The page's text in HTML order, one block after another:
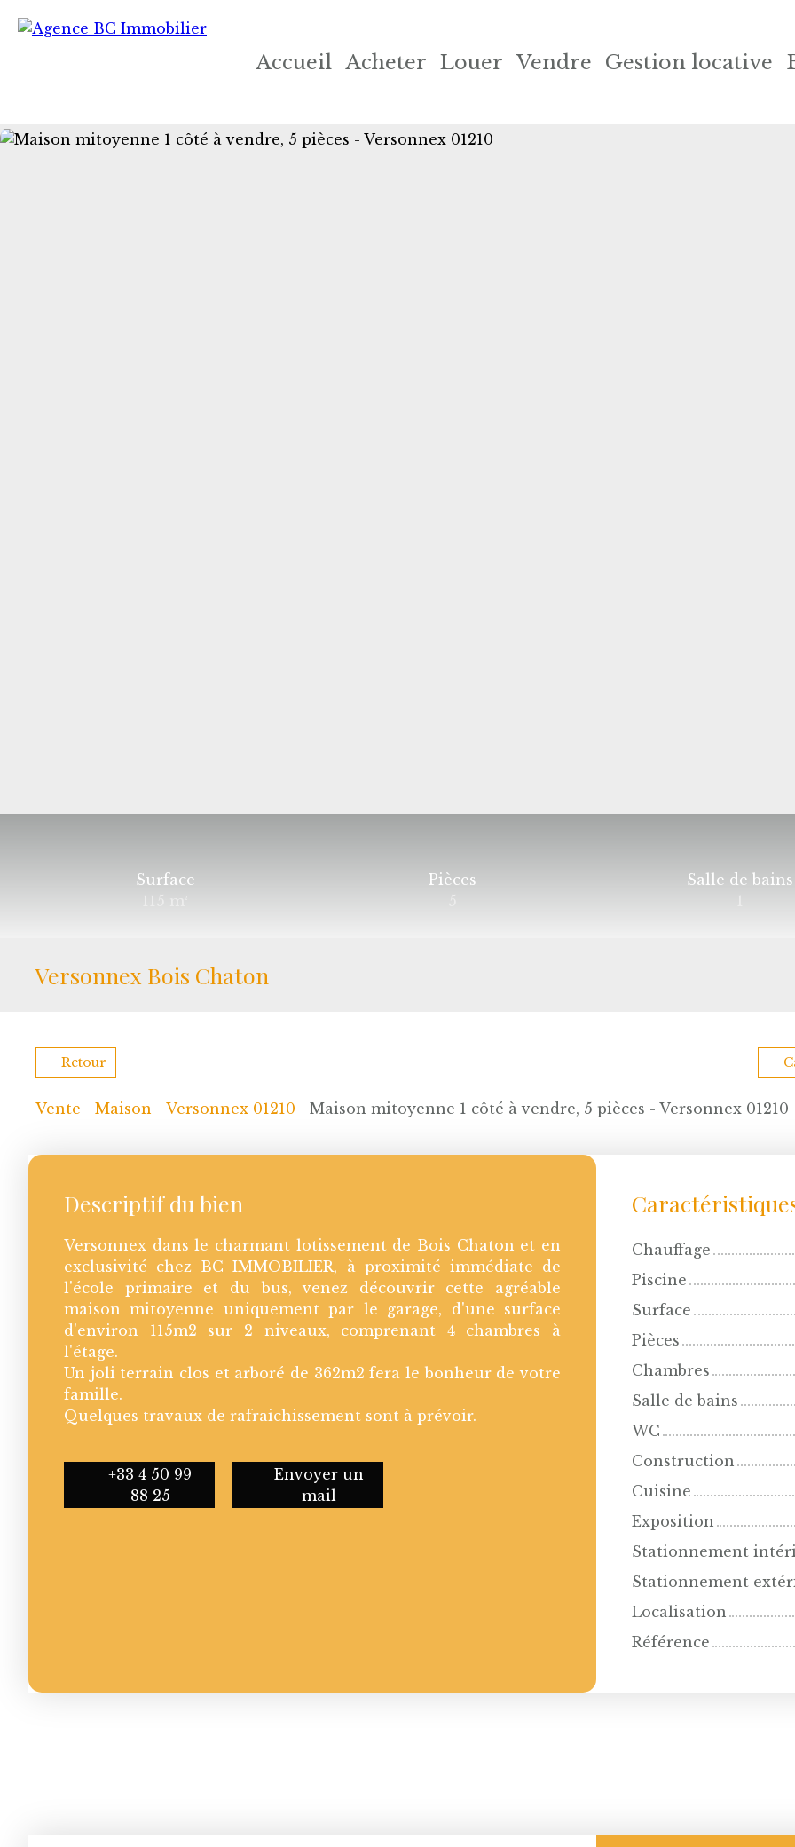
Accueil Acheter Louer Vendre Gestion locative
Surface
Pièces
Salle de bains
Versonnex Bois Chaton
Retour
Vente Maison Versonnex 01210 Maison mitoyenne 1 côté à vendre, 5 pièces - Versonnex 01210
Descriptif du bien
Versonnex dans le charmant lotissement de Bois Chaton et en
exclusivité chez BC IMMOBILIER, à proximité immédiate de
l'école primaire et du bus, venez découvrir cette agréable
maison mitoyenne uniquement par le garage, d'une surface
d'environ 115m2 sur 2 niveaux, comprenant 4 chambres à
l'étage.
Un joli terrain clos et arboré de 362m2 fera le bonheur de votre
famille.
Quelques travaux de rafraichissement sont à prévoir.
+33 4 50 99
88 25
Envoyer un
mail
Chauffage
Piscine
Surface
Pièces
Chambres
Salle de bains
WC
Construction
Cuisine
Exposition
Stationnement
Stationnement
Localisation
Référence